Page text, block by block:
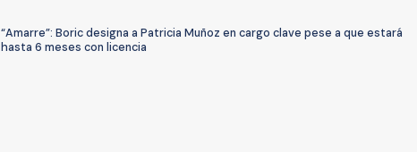
“Amarre”: Boric designa a Patricia Muñoz en cargo clave pese a que estará
hasta 6 meses con licencia